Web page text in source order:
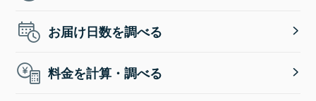
お届け日数を調べる
料金を計算・調べる